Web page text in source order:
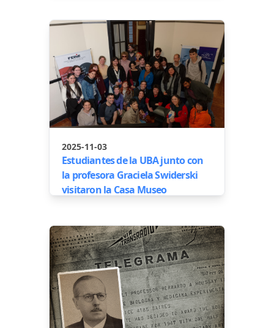
2025-11-03
Estudiantes de la UBA junto con
la profesora Graciela Swiderski
visitaron la Casa Museo